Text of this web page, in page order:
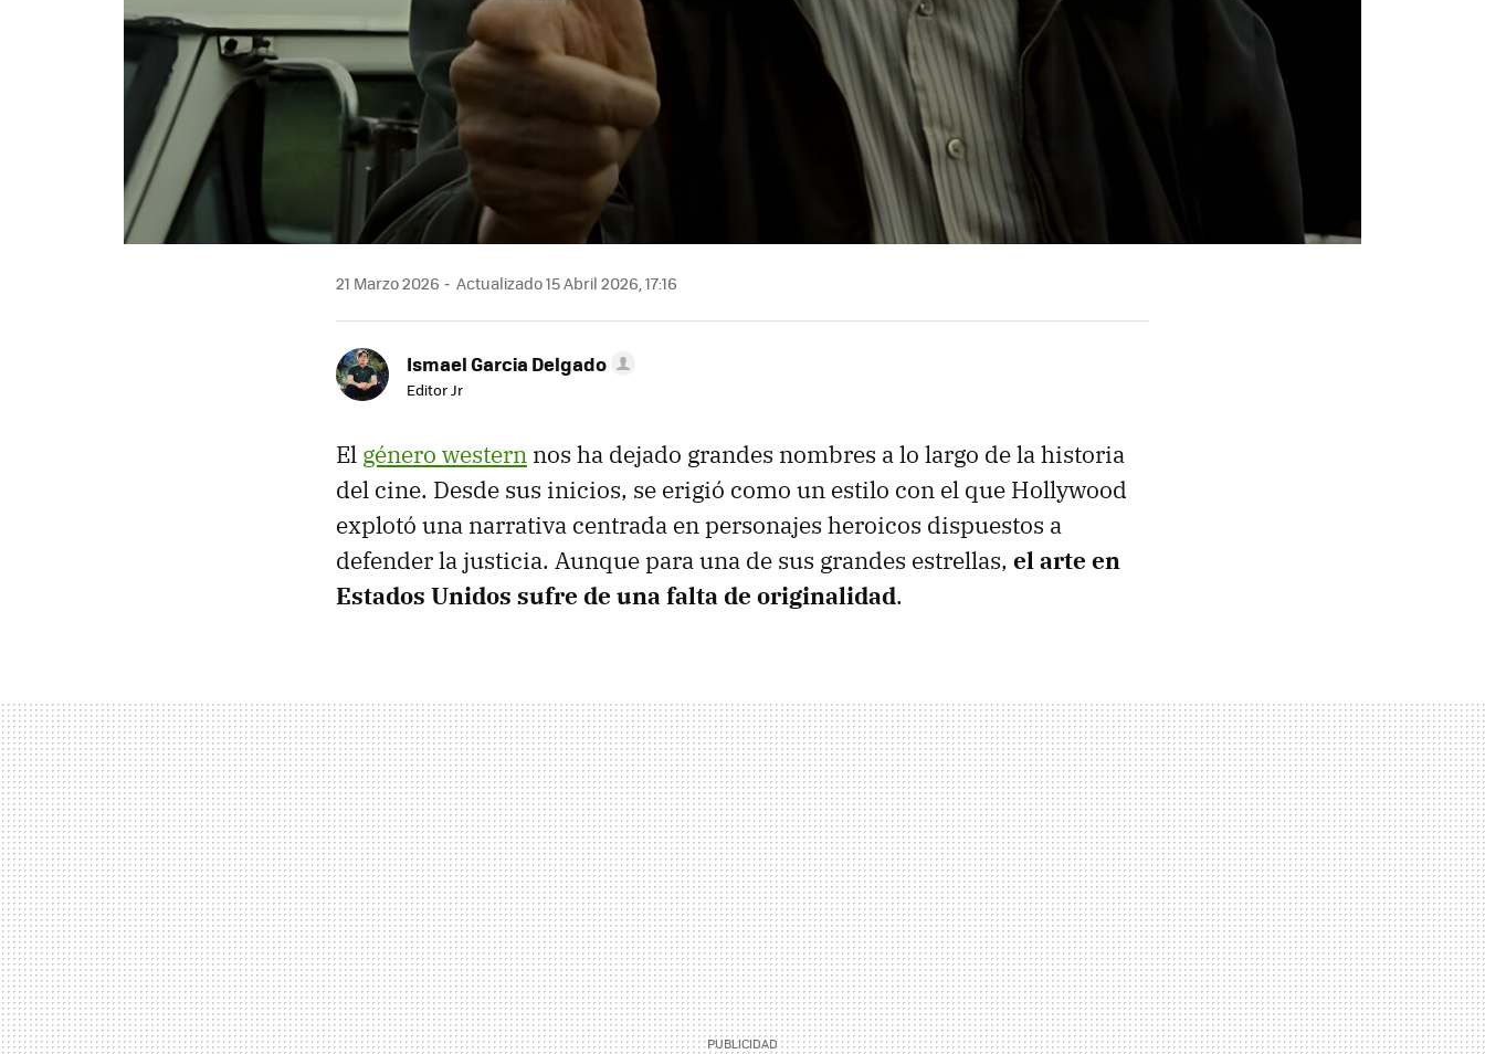
21 Marzo 2026 Actualizado 15 Abril 2026, 17:16
Ismael Garcia Delgado
Editor Jr
El género western nos ha dejado grandes nombres a lo largo de la historia
del cine. Desde sus inicios, se erigió como un estilo con el que Hollywood
explotó una narrativa centrada en personajes heroicos dispuestos a
defender la justicia. Aunque para una de sus grandes estrellas, el arte en
Estados Unidos sufre de una falta de originalidad.